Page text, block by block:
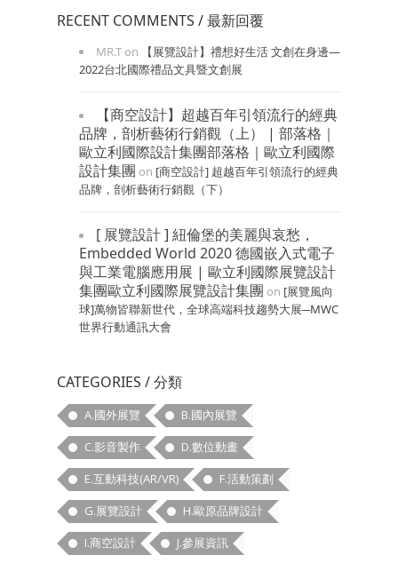
RECENT COMMENTS / 最新回覆
MR.T on
【展覽設計】禮想好生活 文創在身邊—
2022台北國際禮品文具暨文創展
【商空設計】超越百年引領流行的經典
品牌，剖析藝術行銷觀（上） | 部落格｜
歐立利國際設計集團部落格｜歐立利國際
設計集團 on [商空設計] 超越百年引領流行的經典
品牌，剖析藝術行銷觀（下）
[ 展覽設計 ] 紐倫堡的美麗與哀愁，
Embedded World 2020 德國嵌入式電子
與工業電腦應用展 | 歐立利國際展覽設計
集團歐立利國際展覽設計集團 on [展覽風向
球]萬物皆聯新世代，全球高端科技趨勢大展─MWC
世界行動通訊大會
CATEGORIES / 分類
A.國外展覽
B.國內展覽
C.影音製作
D.數位動畫
E.互動科技(AR/VR)
F.活動策劃
G.展覽設計
H.歐原品牌設計
I.商空設計
J.參展資訊